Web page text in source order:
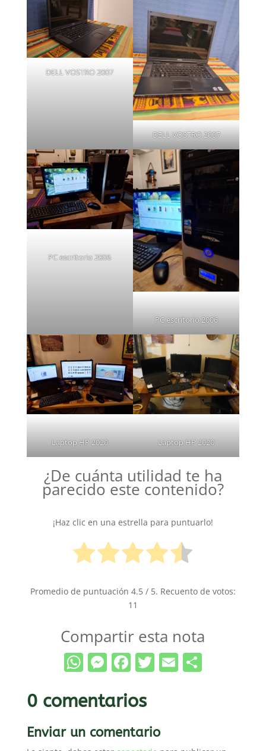
DELL VOSTRO 2007
DELL VOSTRO 2007
PC escritorio 2006
PC escritorio 2006
Laptop HP 2020 Laptop HP 2020
¿De cuánta utilidad te ha
parecido este contenido?
¡Haz clic en una estrella para puntuarlo!
Promedio de puntuación 4.5/ 5. Recuento de votos:
11
Compartir esta nota
WhatsApp
Messenger
Facebook
Twitter
Email
0 comentarios
Enviar un comentario